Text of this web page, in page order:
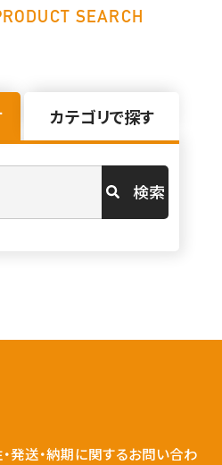
SEARCH
カテゴリで探す
検索
発送・納期に関するお問い合わ